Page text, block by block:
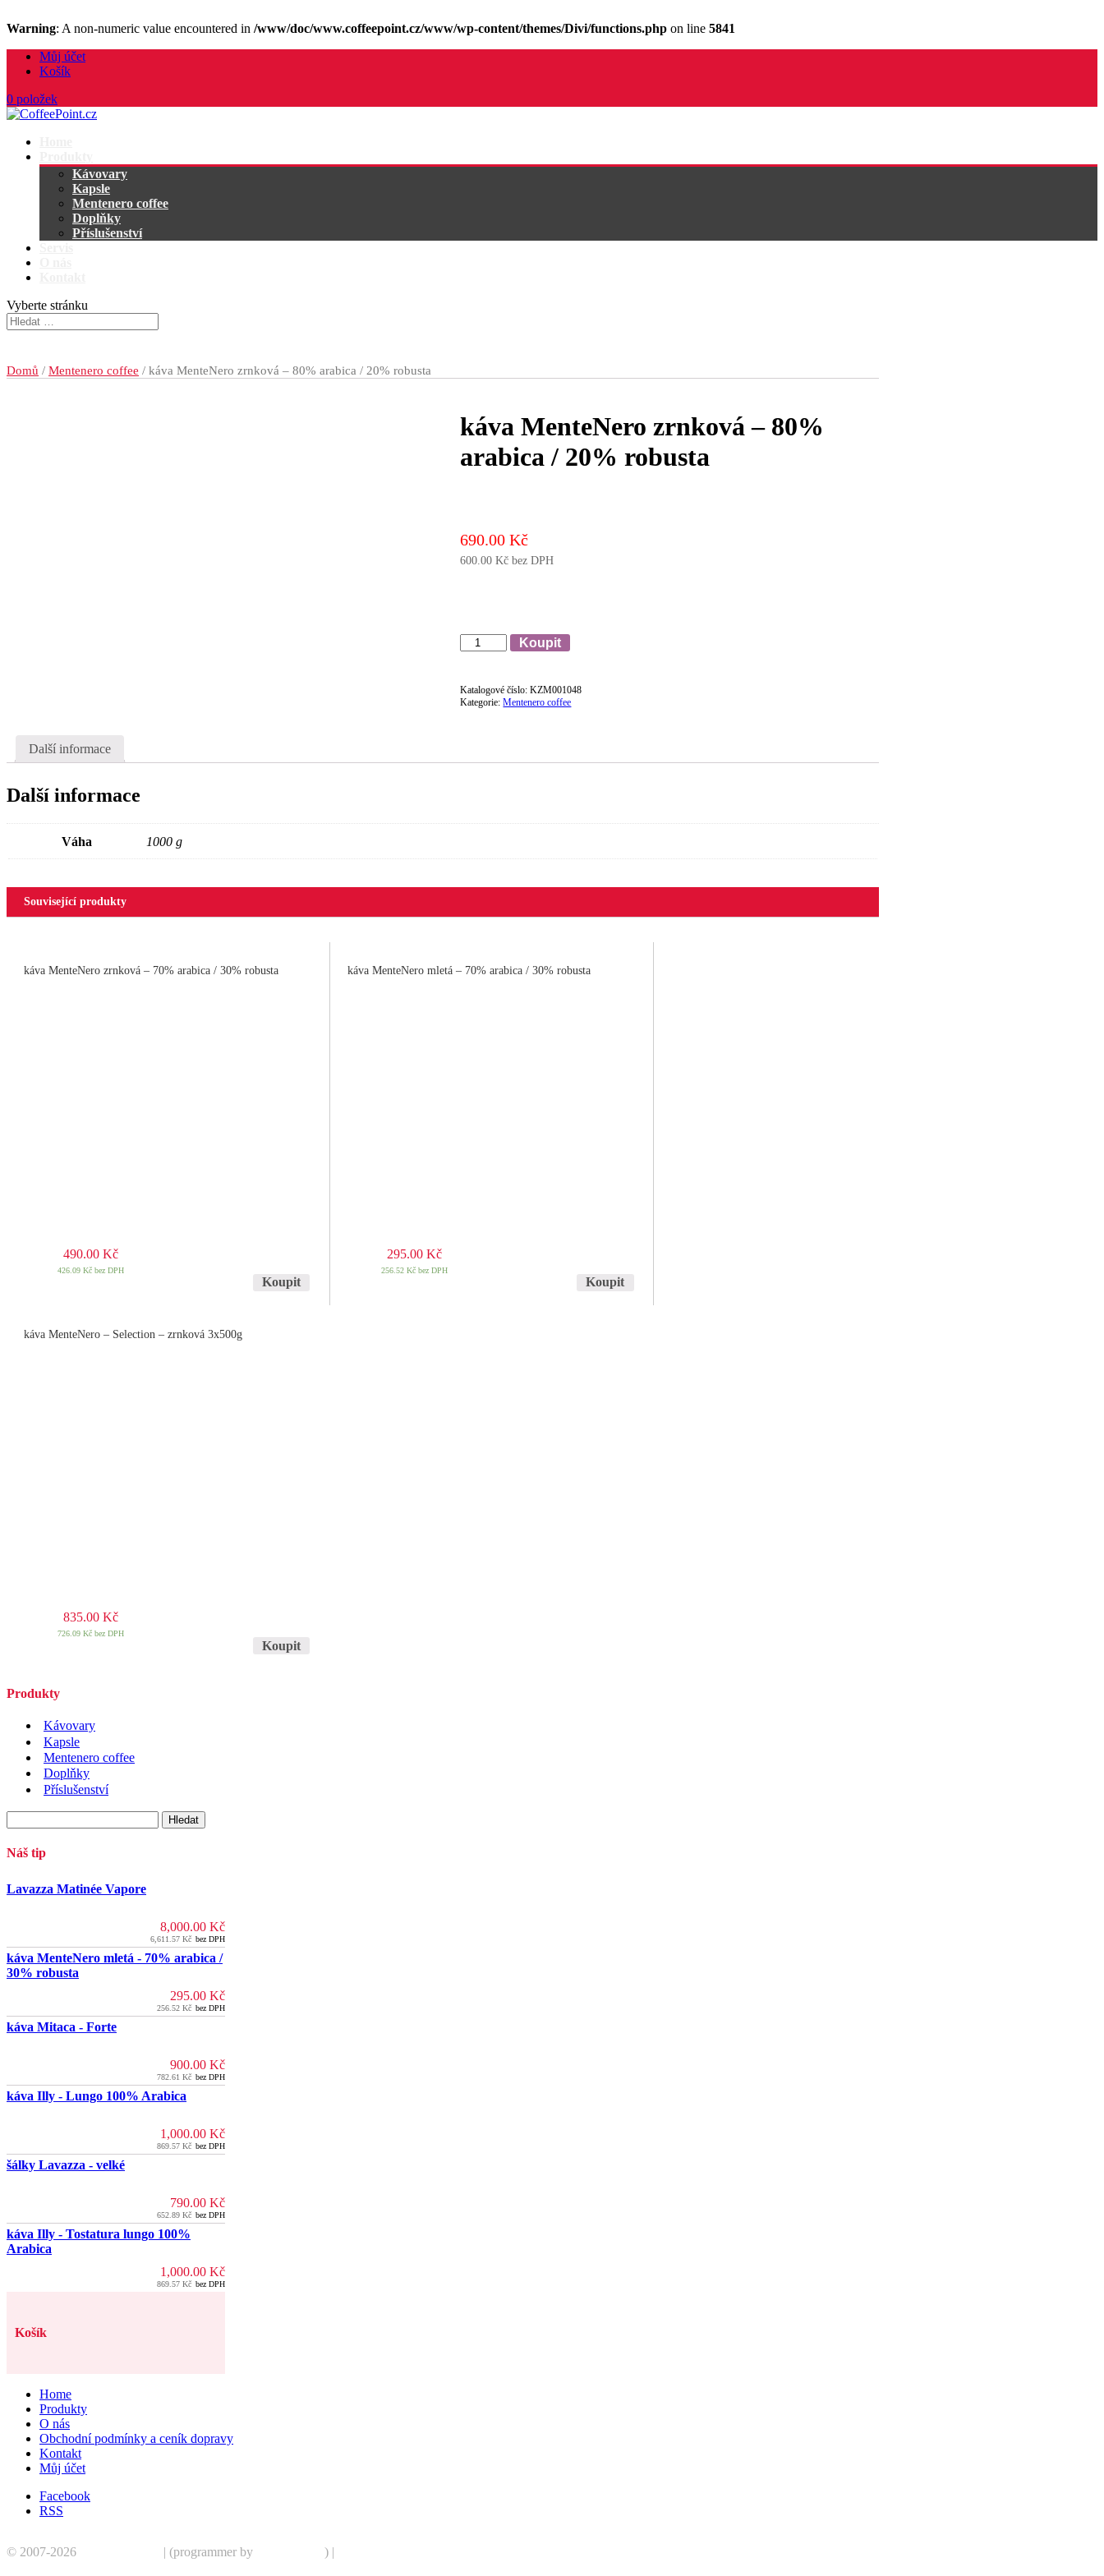
Warning: A non-numeric value encountered in /www/doc/www.coffeepoint.cz/www/wp-content/themes/Divi/functions.php on line 5841
Můj účet
Košík
0 položek
Kávovary
Kapsle
Mentenero coffee
Doplňky
Příslušenství
Vyberte stránku
Domů / Mentenero coffee / káva MenteNero zrnková – 80% arabica / 20% robusta
káva MenteNero zrnková – 80%
arabica / 20% robusta
690.00Kč
600.00Kč bez DPH
Množství Koupit
Katalogové číslo:KZM001048
Kategorie:Mentenero coffee
Další informace
Další informace
Váha 1000 g
Související produkty
káva MenteNero zrnková – 70% arabica / 30% robusta
490.00 Kč
426.09 Kčbez DPH
Koupit
káva MenteNero mletá – 70% arabica / 30% robusta
295.00 Kč
256.52 Kčbez DPH
Koupit
káva MenteNero – Selection – zrnková 3x500g
835.00 Kč
726.09 Kčbez DPH
Koupit
Produkty
Kávovary
Kapsle
Mentenero coffee
Doplňky
Příslušenství
Náš tip
Lavazza Matinée Vapore
8,000.00 Kč
6,611.57 Kč bez DPH
káva MenteNero mletá - 70% arabica /
30% robusta
295.00 Kč
256.52 Kč bez DPH
káva Mitaca - Forte
900.00 Kč
782.61 Kč bez DPH
káva Illy - Lungo 100% Arabica
1,000.00 Kč
869.57 Kč bez DPH
šálky Lavazza - velké
790.00 Kč
652.89 Kč bez DPH
káva Illy - Tostatura lungo 100%
Arabica
1,000.00 Kč
869.57 Kč bez DPH
Košík
Home
Produkty
O nás
Obchodní podmínky a ceník dopravy
Kontakt
Můj účet
Facebook
RSS
© 2007-2026 | (programmer by ) |